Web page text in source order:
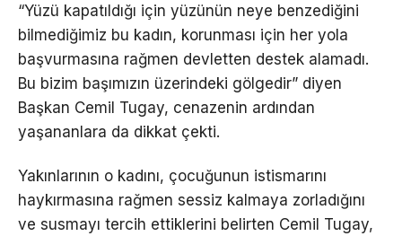
“Yüzü kapatıldığı için yüzünün neye benzediğini
bilmediğimiz bu kadın, korunması için her yola
başvurmasına rağmen devletten destek alamadı.
Bu bizim başımızın üzerindeki gölgedir” diyen
Başkan Cemil Tugay, cenazenin ardından
yaşananlara da dikkat çekti.
Yakınlarının o kadını, çocuğunun istismarını
haykırmasına rağmen sessiz kalmaya zorladığını
ve susmayı tercih ettiklerini belirten Cemil Tugay,